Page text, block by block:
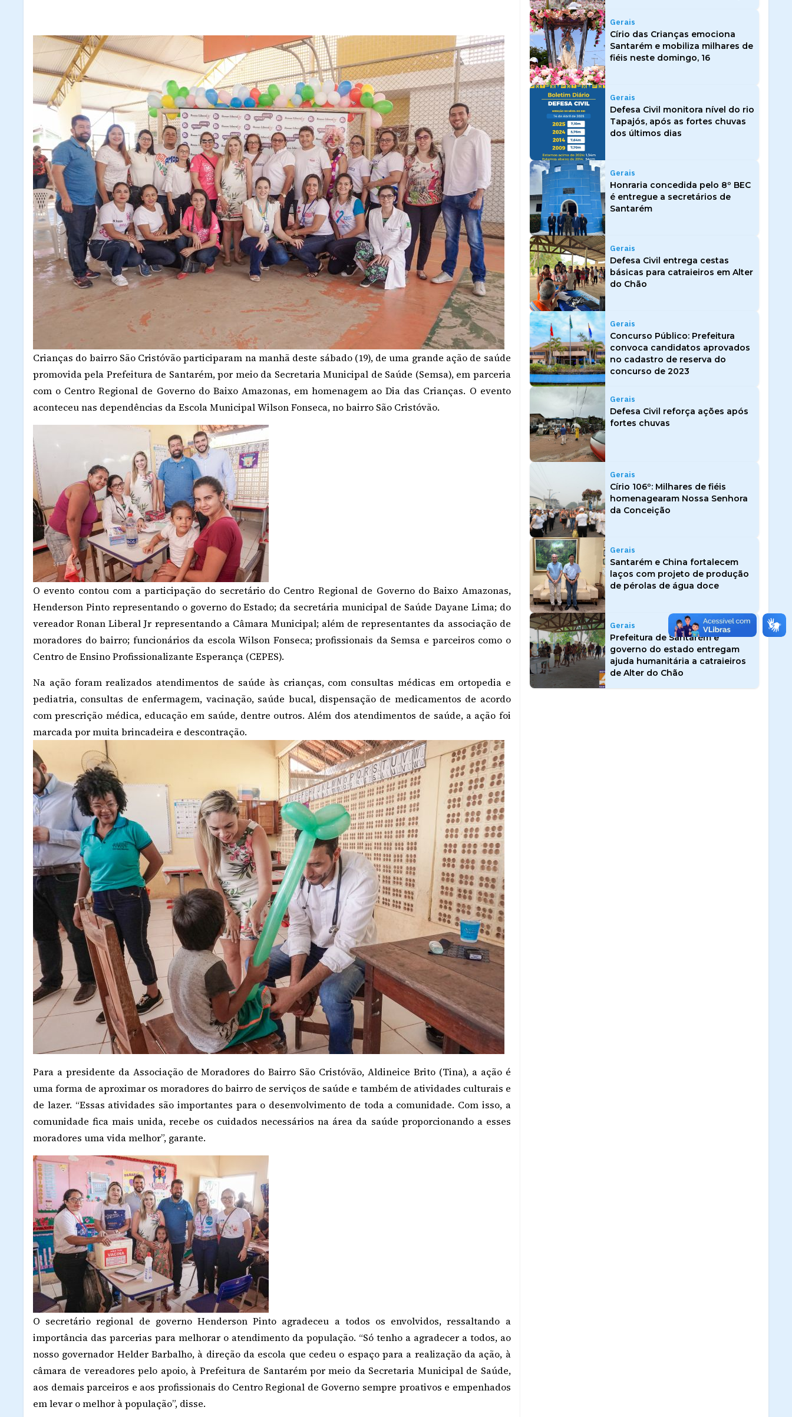
Crianças do bairro São Cristóvão participaram na manhã deste sábado (19), de uma grande ação de saúde
promovida pela Prefeitura de Santarém, por meio da Secretaria Municipal de Saúde (Semsa), em parceria
com o Centro Regional de Governo do Baixo Amazonas, em homenagem ao Dia das Crianças. O evento
aconteceu nas dependências da Escola Municipal Wilson Fonseca, no bairro São Cristóvão.
O evento contou com a participação do secretário do Centro Regional de Governo do Baixo Amazonas,
Henderson Pinto representando o governo do Estado; da secretária municipal de Saúde Dayane Lima; do
vereador Ronan Liberal Jr representando a Câmara Municipal; além de representantes da associação de
moradores do bairro; funcionários da escola Wilson Fonseca; profissionais da Semsa e parceiros como o
Centro de Ensino Profissionalizante Esperança (CEPES).
Na ação foram realizados atendimentos de saúde às crianças, com consultas médicas em ortopedia e
pediatria, consultas de enfermagem, vacinação, saúde bucal, dispensação de medicamentos de acordo
com prescrição médica, educação em saúde, dentre outros. Além dos atendimentos de saúde, a ação foi
marcada por muita brincadeira e descontração.
Para a presidente da Associação de Moradores do Bairro São Cristóvão, Aldineice Brito (Tina), a ação é
uma forma de aproximar os moradores do bairro de serviços de saúde e também de atividades culturais e
de lazer. “Essas atividades são importantes para o desenvolvimento de toda a comunidade. Com isso, a
comunidade fica mais unida, recebe os cuidados necessários na área da saúde proporcionando a esses
moradores uma vida melhor”, garante.
O secretário regional de governo Henderson Pinto agradeceu a todos os envolvidos, ressaltando a
importância das parcerias para melhorar o atendimento da população. “Só tenho a agradecer a todos, ao
nosso governador Helder Barbalho, à direção da escola que cedeu o espaço para a realização da ação, à
câmara de vereadores pelo apoio, à Prefeitura de Santarém por meio da Secretaria Municipal de Saúde,
aos demais parceiros e aos profissionais do Centro Regional de Governo sempre proativos e empenhados
em levar o melhor à população”, disse.
Gerais
Círio das Crianças emociona
Santarém e mobiliza milhares de
fiéis neste domingo, 16
Gerais
Defesa Civil monitora nível do rio
Tapajós, após as fortes chuvas
dos últimos dias
Gerais
Honraria concedida pelo 8º BEC
é entregue a secretários de
Santarém
Gerais
Defesa Civil entrega cestas
básicas para catraieiros em Alter
do Chão
Gerais
Concurso Público: Prefeitura
convoca candidatos aprovados
no cadastro de reserva do
concurso de 2023
Gerais
Defesa Civil reforça ações após
fortes chuvas
Gerais
Círio 106º: Milhares de fiéis
homenagearam Nossa Senhora
da Conceição
Gerais
Santarém e China fortalecem
laços com projeto de produção
de pérolas de água doce
Gerais
Prefeitura de Santarém e
governo do estado entregam
ajuda humanitária a catraieiros
de Alter do Chão